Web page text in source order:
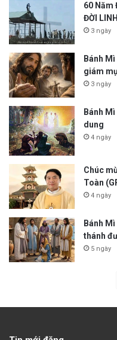
60 Năm
ĐỜI
3 ngày
Bánh
giám
3 ngày
Bánh
dung
4 ngày
Chúc
Toàn
4 ngày
Bánh
thánh
5 ngày